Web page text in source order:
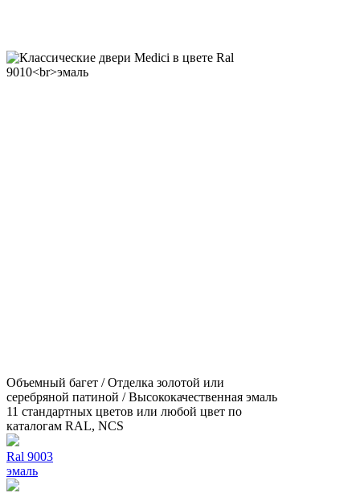
Объемный багет / Отделка золотой или
серебряной патиной / Высококачественная эмаль
11 стандартных цветов или любой цвет по
каталогам RAL, NCS
Ral 9003
эмаль